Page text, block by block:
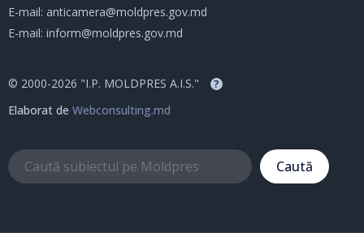
E-mail: anticamera@moldpres.gov.md
E-mail: inform@moldpres.gov.md
© 2000-2026 "I.P. MOLDPRES A.I.S." ?
Elaborat de Webconsulting.md
Caută